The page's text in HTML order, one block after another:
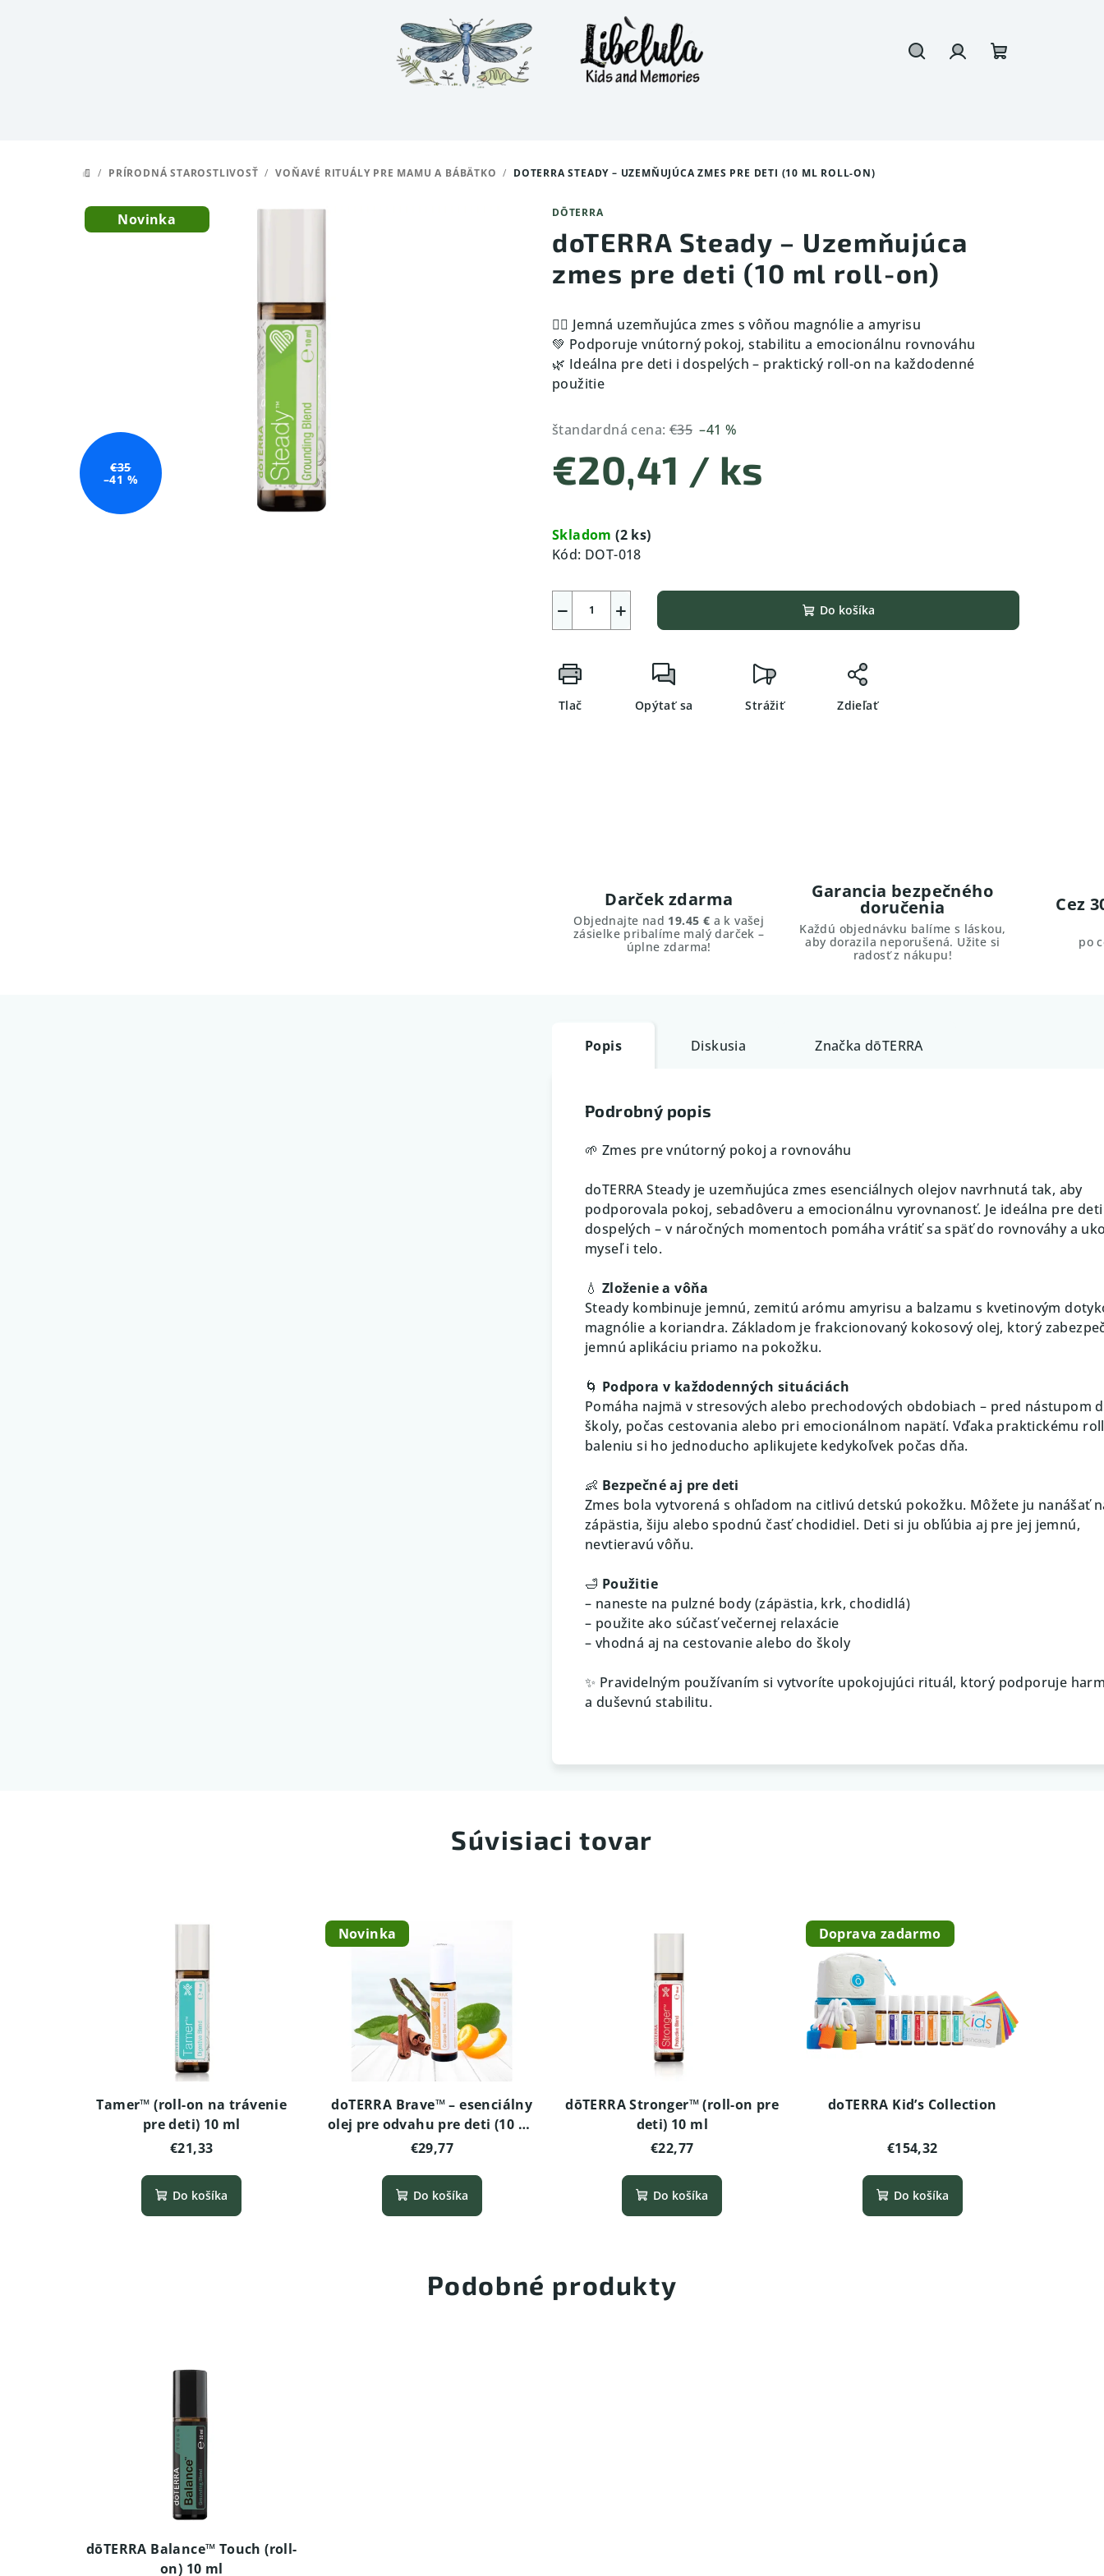
DOMOV
/ PRÍRODNÁ STAROSTLIVOSŤ / VOŇAVÉ RITUÁLY PRE MAMU A BÁBÄTKO / DOTERRA STEADY – UZEMŇUJÚCA ZMES PRE DETI (10 ML ROLL-ON)
DŌTERRA
doTERRA Steady – Uzemňujúca
zmes pre deti (10 ml roll-on)
🧘‍♀️ Jemná uzemňujúca zmes s vôňou magnólie a amyrisu
💚 Podporuje vnútorný pokoj, stabilitu a emocionálnu rovnováhu
🌿 Ideálna pre deti i dospelých – praktický roll-on na každodenné
použitie
štandardná cena: €35 –41 %
€20,41 / ks
cena:
Skladom(2 ks)
Kód: DOT-018
+
− Do košíka
Tlač Opýtať sa Strážiť Zdieľať
Novinka
€35
–41 %
Darček zdarma
Objednajte nad 19.45 € a k vašej
zásielke pribalíme malý darček –
úplne zdarma!
Garancia bezpečného
doručenia
Každú objednávku balíme s láskou,
aby dorazila neporušená. Užite si
radosť z nákupu!
Cez
po
Popis Diskusia Značka dōTERRA
Podrobný popis
🌱 Zmes pre vnútorný pokoj a rovnováhu
doTERRA Steady je uzemňujúca zmes esenciálnych olejov navrhnutá tak, aby
podporovala pokoj, sebadôveru a emocionálnu vyrovnanosť. Je ideálna pre
dospelých – v náročných momentoch pomáha vrátiť sa späť do rovnováhy a
myseľ i telo.
💧 Zloženie a vôňa
Steady kombinuje jemnú, zemitú arómu amyrisu a balzamu s kvetinovým
magnólie a koriandra. Základom je frakcionovaný kokosový olej, ktorý
jemnú aplikáciu priamo na pokožku.
🌀 Podpora v každodenných situáciách
Pomáha najmä v stresových alebo prechodových obdobiach – pred nástupom
školy, počas cestovania alebo pri emocionálnom napätí. Vďaka praktickému
baleniu si ho jednoducho aplikujete kedykoľvek počas dňa.
👶 Bezpečné aj pre deti
Zmes bola vytvorená s ohľadom na citlivú detskú pokožku. Môžete ju nanášať
zápästia, šiju alebo spodnú časť chodidiel. Deti si ju obľúbia aj pre jej jemnú,
nevtieravú vôňu.
🛁 Použitie
– naneste na pulzné body (zápästia, krk, chodidlá)
– použite ako súčasť večernej relaxácie
– vhodná aj na cestovanie alebo do školy
✨ Pravidelným používaním si vytvoríte upokojujúci rituál, ktorý podporuje
a duševnú stabilitu.
Súvisiaci tovar
Tamer™ (roll-on na trávenie
pre deti) 10 ml
€21,33
Do košíka
Novinka
doTERRA Brave™ – esenciálny
olej pre odvahu pre deti (10 ml
roll‑on)
€29,77
Do košíka
dōTERRA Stronger™ (roll-on pre
deti) 10 ml
€22,77
Do košíka
Doprava zadarmo
doTERRA Kid’s Collection
€154,32
Do košíka
Podobné produkty
dōTERRA Balance™ Touch (roll-
on) 10 ml